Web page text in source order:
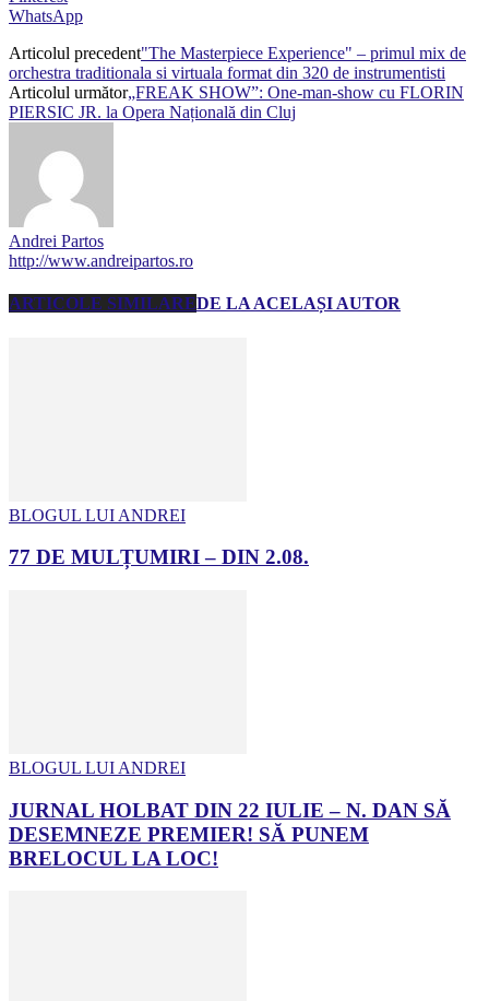
WhatsApp
Articolul precedent"The Masterpiece Experience" – primul mix de
orchestra traditionala si virtuala format din 320 de instrumentisti
Articolul următor„FREAK SHOW”: One-man-show cu FLORIN
PIERSIC JR. la Opera Națională din Cluj
Andrei Partos
http://www.andreipartos.ro
ARTICOLE SIMILAREDE LA ACELAȘI AUTOR
BLOGUL LUI ANDREI
77 DE MULȚUMIRI – DIN 2.08.
BLOGUL LUI ANDREI
JURNAL HOLBAT DIN 22 IULIE – N. DAN SĂ
DESEMNEZE PREMIER! SĂ PUNEM
BRELOCUL LA LOC!